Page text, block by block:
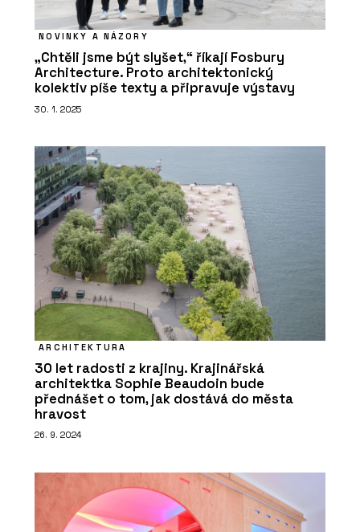
NOVINKY A NÁZORY
„Chtěli jsme být slyšet,“ říkají Fosbury
Architecture. Proto architektonický
kolektiv píše texty a připravuje výstavy
30. 1. 2025
ARCHITEKTURA
30 let radosti z krajiny. Krajinářská
architektka Sophie Beaudoin bude
přednášet o tom, jak dostává do města
hravost
26. 9. 2024